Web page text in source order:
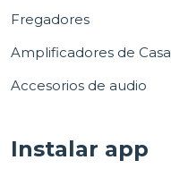
Fregadores
Amplificadores de Casa
Accesorios de audio
Instalar app